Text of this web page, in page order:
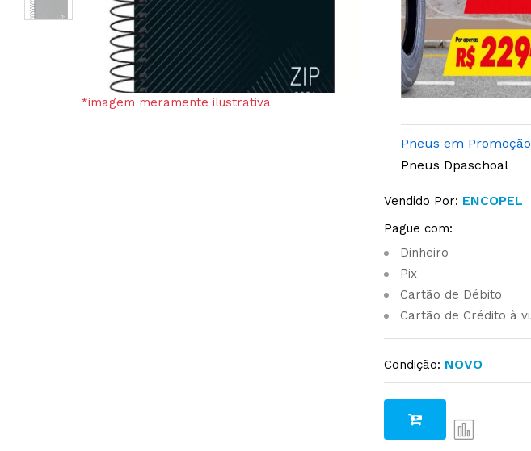
*imagem meramente ilustrativa
Pneus em Promoção
Pneus Dpaschoal
Vendido Por: ENCOPEL
Pague com:
Dinheiro
Pix
Cartão de Débito
Cartão de Crédito à
Condição: NOVO